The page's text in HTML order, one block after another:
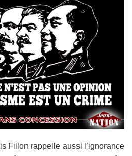
Fillon rappelle aussi l’ignorance